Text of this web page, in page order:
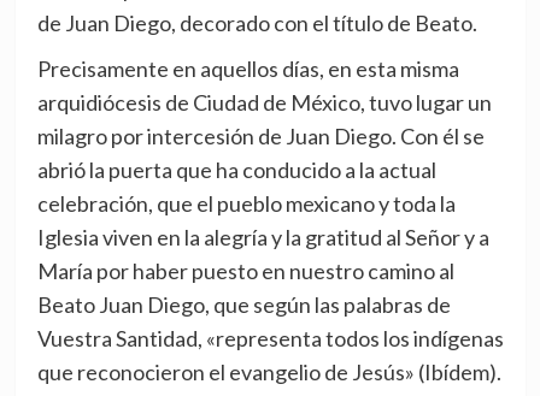
de Juan Diego, decorado con el título de Beato.
Precisamente en aquellos días, en esta misma
arquidiócesis de Ciudad de México, tuvo lugar un
milagro por intercesión de Juan Diego. Con él se
abrió la puerta que ha conducido a la actual
celebración, que el pueblo mexicano y toda la
Iglesia viven en la alegría y la gratitud al Señor y a
María por haber puesto en nuestro camino al
Beato Juan Diego, que según las palabras de
Vuestra Santidad, «representa todos los indígenas
que reconocieron el evangelio de Jesús» (Ibídem).